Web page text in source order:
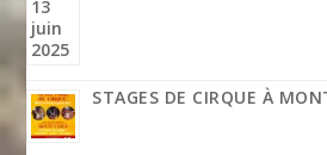
STAGES DE CIRQUE À